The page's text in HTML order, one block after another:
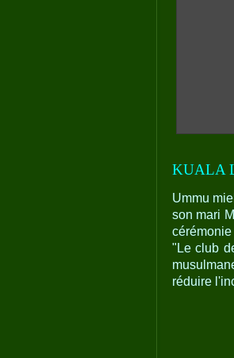
KUALA
Ummu
son mari
"Le club
réduire